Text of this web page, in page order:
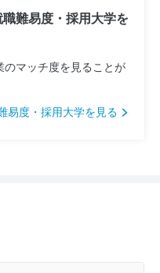
難易度・採用大学を
マッチ度を見ることが
易度・採用大学を見る